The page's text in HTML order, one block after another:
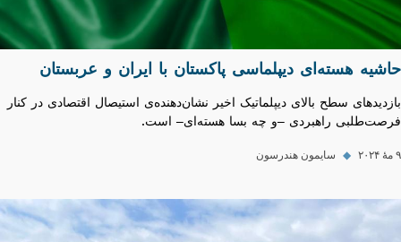
حاشیه هسته‌ای دیپلماسی پاکستان با ایران و عربستان
بازدیدهای سطح بالای دیپلماتیک اخیر نشان‌دهنده‌ی استیصال اقتصادی در کنار
فرصت‌طلبی راهبردی –و چه بسا هسته‌ای– است.
۹ مهٔ ۲۰۲۴ ◆ سایمون هندرسون